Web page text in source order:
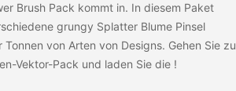
Brush Pack kommt in. In diesem Paket
grungy Splatter Blume Pinsel
von Arten von Designs. Gehen Sie zu
Vektor-Pack und laden Sie die !